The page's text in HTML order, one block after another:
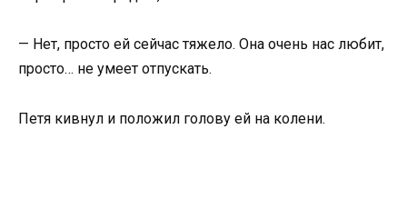
— Нет, просто ей сейчас тяжело. Она очень нас любит,
просто… не умеет отпускать.
Петя кивнул и положил голову ей на колени.